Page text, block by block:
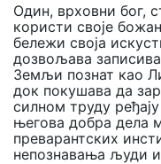
Один, врховни бог,
користи своје
бележи своја
дозвољава
Земљи познат као
док покушава да
силном труду
његова добра дела
преварантских
непознавања људи